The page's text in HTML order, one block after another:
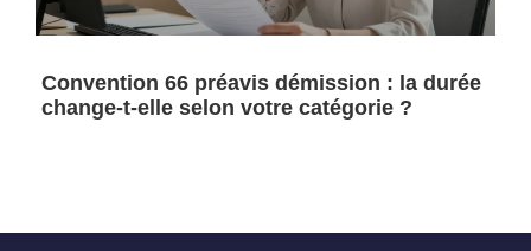
Convention 66 préavis démission : la durée
change-t-elle selon votre catégorie ?